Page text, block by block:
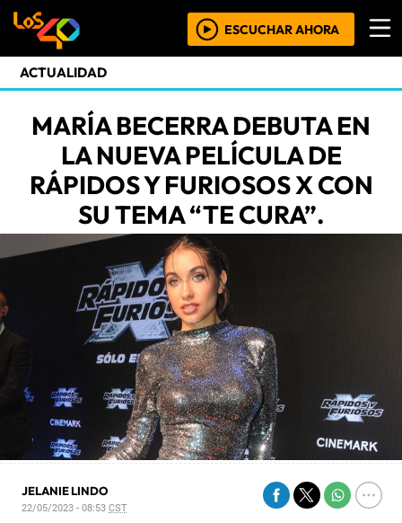
ESCUCHAR AHORA
ACTUALIDAD
MARÍA BECERRA DEBUTA EN
LA NUEVA PELÍCULA DE
RÁPIDOS Y FURIOSOS X CON
SU TEMA “TE CURA”.
JELANIE LINDO
22/05/2023 - 08:53CST